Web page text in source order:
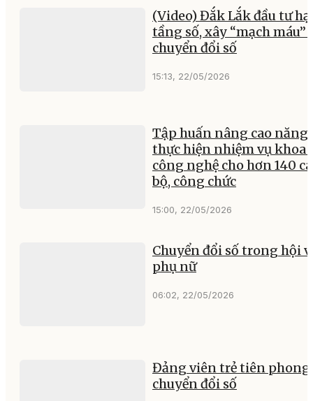
(Video) Đắk Lắk đầu tư hạ
tầng số, xây “mạch máu”
chuyển đổi số
15:13, 22/05/2026
Tập huấn nâng cao năng
thực hiện nhiệm vụ khoa
công nghệ cho hơn 140
bộ, công chức
15:00, 22/05/2026
Chuyển đổi số trong hội
phụ nữ
06:02, 22/05/2026
Đảng viên trẻ tiên phong
chuyển đổi số